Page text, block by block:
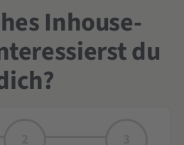
Inhouse-
du